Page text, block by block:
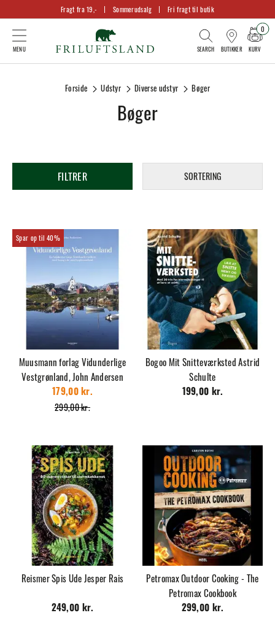
Fragt fra 19,- Sommerudsalg Fri fragt til butik
BUTIKKER KURV
0
Bøger
Forside Udstyr Diverse udstyr Bøger
FILTRER SORTERING
40%
Muusmann forlag Vidunderlige
Vestgrønland, John Andersen
299,00 kr.
179,00 kr.
Bogoo Mit Snitteværksted Astrid
Schulte
199,00 kr.
Reismer Spis Ude Jesper Rais
249,00 kr.
Petromax Outdoor Cooking - The
Petromax Cookbook
299,00 kr.